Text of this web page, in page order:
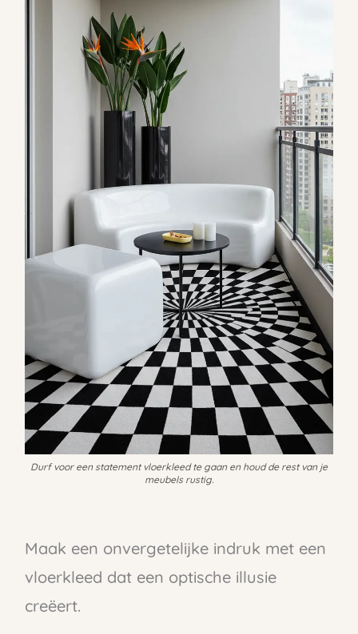
Durf voor een statement vloerkleed te gaan en houd de rest van je
meubels rustig.
Maak een onvergetelijke indruk met een
vloerkleed dat een optische illusie
creëert.